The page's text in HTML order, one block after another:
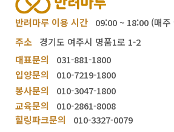
반려마루 이용 시간
09:00 ~ 18:00 (매
주소
경기도 여주시 명품1로 1-2
대표문의
031-881-1800
입양문의
010-7219-1800
봉사문의
010-3047-1800
교육문의
010-2861-8008
힐링파크문의
010-3327-0079